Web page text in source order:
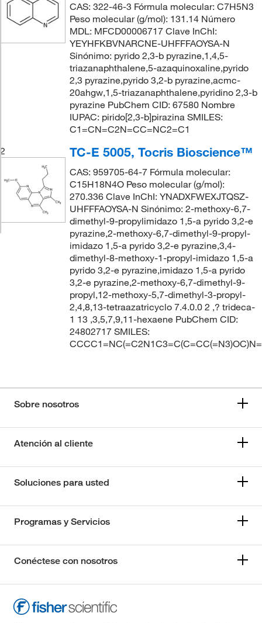
CAS: 322-46-3 Fórmula molecular: C7H5N3
Peso molecular (g/mol): 131.14 Número
MDL: MFCD00006717 Clave InChI:
YEYHFKBVNARCNE-UHFFFAOYSA-N
Sinónimo: pyrido 2,3-b pyrazine,1,4,5-
triazanaphthalene,5-azaquinoxaline,pyrido
2,3 pyrazine,pyrido 3,2-b pyrazine,acmc-
20ahgw,1,5-triazanaphthalene,pyridino 2,3-b
pyrazine PubChem CID: 67580 Nombre
IUPAC: pirido[2,3-b]pirazina SMILES:
C1=CN=C2N=CC=NC2=C1
2
TC-E 5005, Tocris Bioscience™
CAS: 959705-64-7 Fórmula molecular:
C15H18N4O Peso molecular (g/mol):
270.336 Clave InChI: YNADXFWEXJTQSZ-
UHFFFAOYSA-N Sinónimo: 2-methoxy-6,7-
dimethyl-9-propylimidazo 1,5-a pyrido 3,2-e
pyrazine,2-methoxy-6,7-dimethyl-9-propyl-
imidazo 1,5-a pyrido 3,2-e pyrazine,3,4-
dimethyl-8-methoxy-1-propyl-imidazo 1,5-a
pyrido 3,2-e pyrazine,imidazo 1,5-a pyrido
3,2-e pyrazine,2-methoxy-6,7-dimethyl-9-
propyl,12-methoxy-5,7-dimethyl-3-propyl-
2,4,8,13-tetraazatricyclo 7.4.0.0 2 ,? trideca-
1 13 ,3,5,7,9,11-hexaene PubChem CID:
24802717 SMILES:
Sobre nosotros
Atención al cliente
Soluciones para usted
Programas y Servicios
Conéctese con nosotros